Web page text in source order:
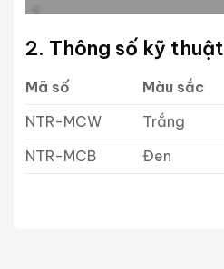
2. Thông số kỹ thuật
Mã số Màu sắc
NTR-MCW
Trắng
NTR-MCB
Đen